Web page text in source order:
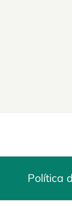
Política